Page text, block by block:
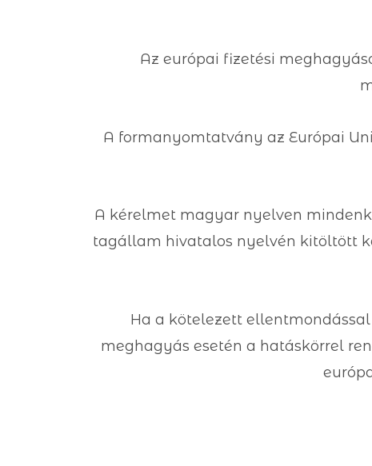
Az európai fizetési
A formanyomtatvány az Európai
A kérelmet magyar nyelven
tagállam hivatalos nyelvén kitöltött
Ha a kötelezett
meghagyás esetén a hatáskörrel